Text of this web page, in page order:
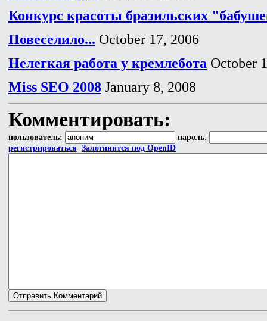
Конкурс красоты бразильских
Повеселило... October 17, 2006
Нелегкая работа у кремлебота October
Miss SEO 2008 January 8, 2008
Комментировать:
пользователь: пароль:
регистрироваться Залогинится под OpenID